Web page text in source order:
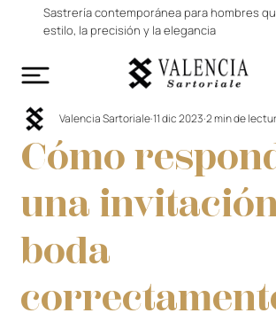
Sastrería contemporánea para hombres
estilo, la precisión y la elegancia
Cómo
una
boda
Valencia Sartoriale11 dic 2023 2 min de